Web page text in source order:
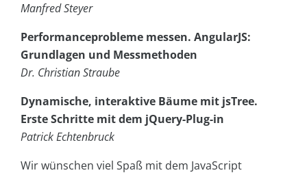
Manfred Steyer
Performanceprobleme messen. AngularJS:
Grundlagen und Messmethoden
Dr. Christian Straube
Dynamische, interaktive Bäume mit jsTree.
Erste Schritte mit dem jQuery-Plug-in
Patrick Echtenbruck
Wir wünschen viel Spaß mit dem JavaScript